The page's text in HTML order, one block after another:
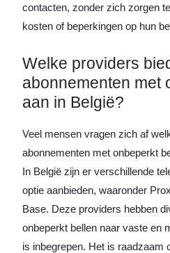
contacten, zonder zich zorgen
kosten of beperkingen op hun
Welke providers
abonnementen met
aan in België?
Veel mensen vragen zich af
abonnementen met onbeperkt
In België zijn er verschillende
optie aanbieden, waaronder
Base. Deze providers hebben
onbeperkt bellen naar vaste en
is inbegrepen. Het is raadzaam